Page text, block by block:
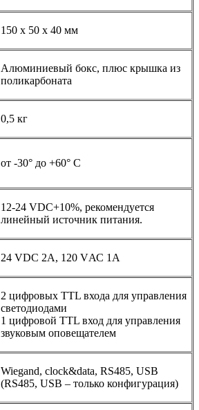
150 х 50 х 40 мм
Алюминиевый бокс, плюс крышка из
поликарбоната
0,5 кг
от -30° до +60° С
12-24 VDC+10%, рекомендуется
линейный источник питания.
24 VDC 2А, 120 VАС 1А
2 цифровых TTL входа для управления
светодиодами
1 цифровой TTL вход для управления
звуковым оповещателем
Wiegand, clock&data, RS485, USB
(RS485, USB – только конфигурация)